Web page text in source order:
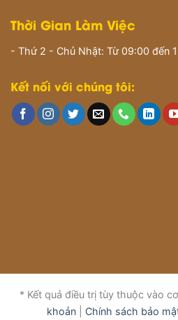
Thời Gian Làm Việc
- Thứ 2 - Chủ Nhật: Từ 09:00 đến
Kết nối với chúng tôi:
* Kết quả điều trị tùy thuộc vào
khoản| Chính sách bảo